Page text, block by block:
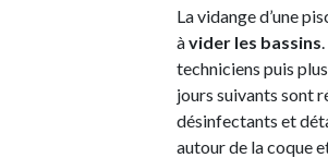
La vidange d’une
àvider les bassins
techniciens puis
jours suivants sont
désinfectants et
autour de la coque